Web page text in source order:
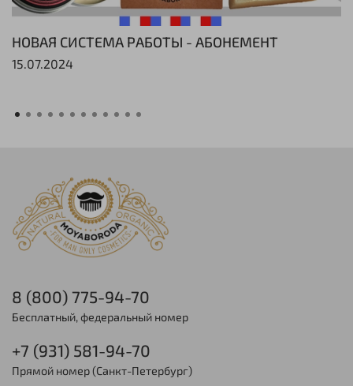
НОВАЯ СИСТЕМА РАБОТЫ - АБОНЕМЕНТ
15.07.2024
8 (800) 775-94-70
Бесплатный, федеральный номер
+7 (931) 581-94-70
Прямой номер (Санкт-Петербург)